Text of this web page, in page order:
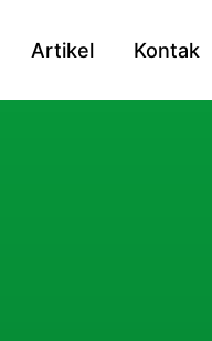
Artikel Kontak